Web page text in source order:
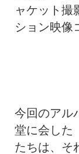
ャケット撮
ション映像
今回のアル
堂に会した
たちは、そ